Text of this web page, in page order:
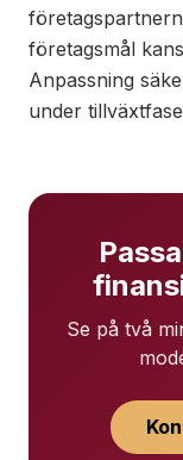
företagsmål
Anpassning
under
Se på två